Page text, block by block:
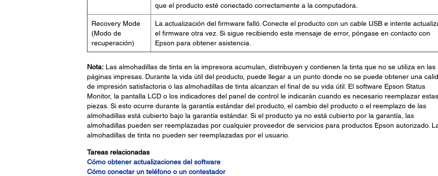
que el producto esté conectado correctamente a la computadora.
Recovery Mode
(Modo de
recuperación)
La actualización del firmware falló. Conecte el producto con un cable USB e intente
el firmware otra vez. Si sigue recibiendo este mensaje de error, póngase en contacto con
Epson para obtener asistencia.
Nota:Las almohadillas de tinta en la impresora acumulan, distribuyen y contienen la tinta que no se utiliza en las
páginas impresas. Durante la vida útil del producto, puede llegar a un punto donde no se puede obtener una
de impresión satisfactoria o las almohadillas de tinta alcanzan el final de su vida útil. El software Epson Status
Monitor, la pantalla LCD o los indicadores del panel de control le indicarán cuando es necesario reemplazar estas
piezas. Si esto ocurre durante la garantía estándar del producto, el cambio del producto o el reemplazo de las
almohadillas está cubierto bajo la garantía estándar. Si el producto ya no está cubierto por la garantía, las
almohadillas pueden ser reemplazadas por cualquier proveedor de servicios para productos Epson autorizado.
almohadillas de tinta no pueden ser reemplazadas por el usuario.
Tareas relacionadas
Cómo obtener actualizaciones del software
Cómo conectar un teléfono o un contestador